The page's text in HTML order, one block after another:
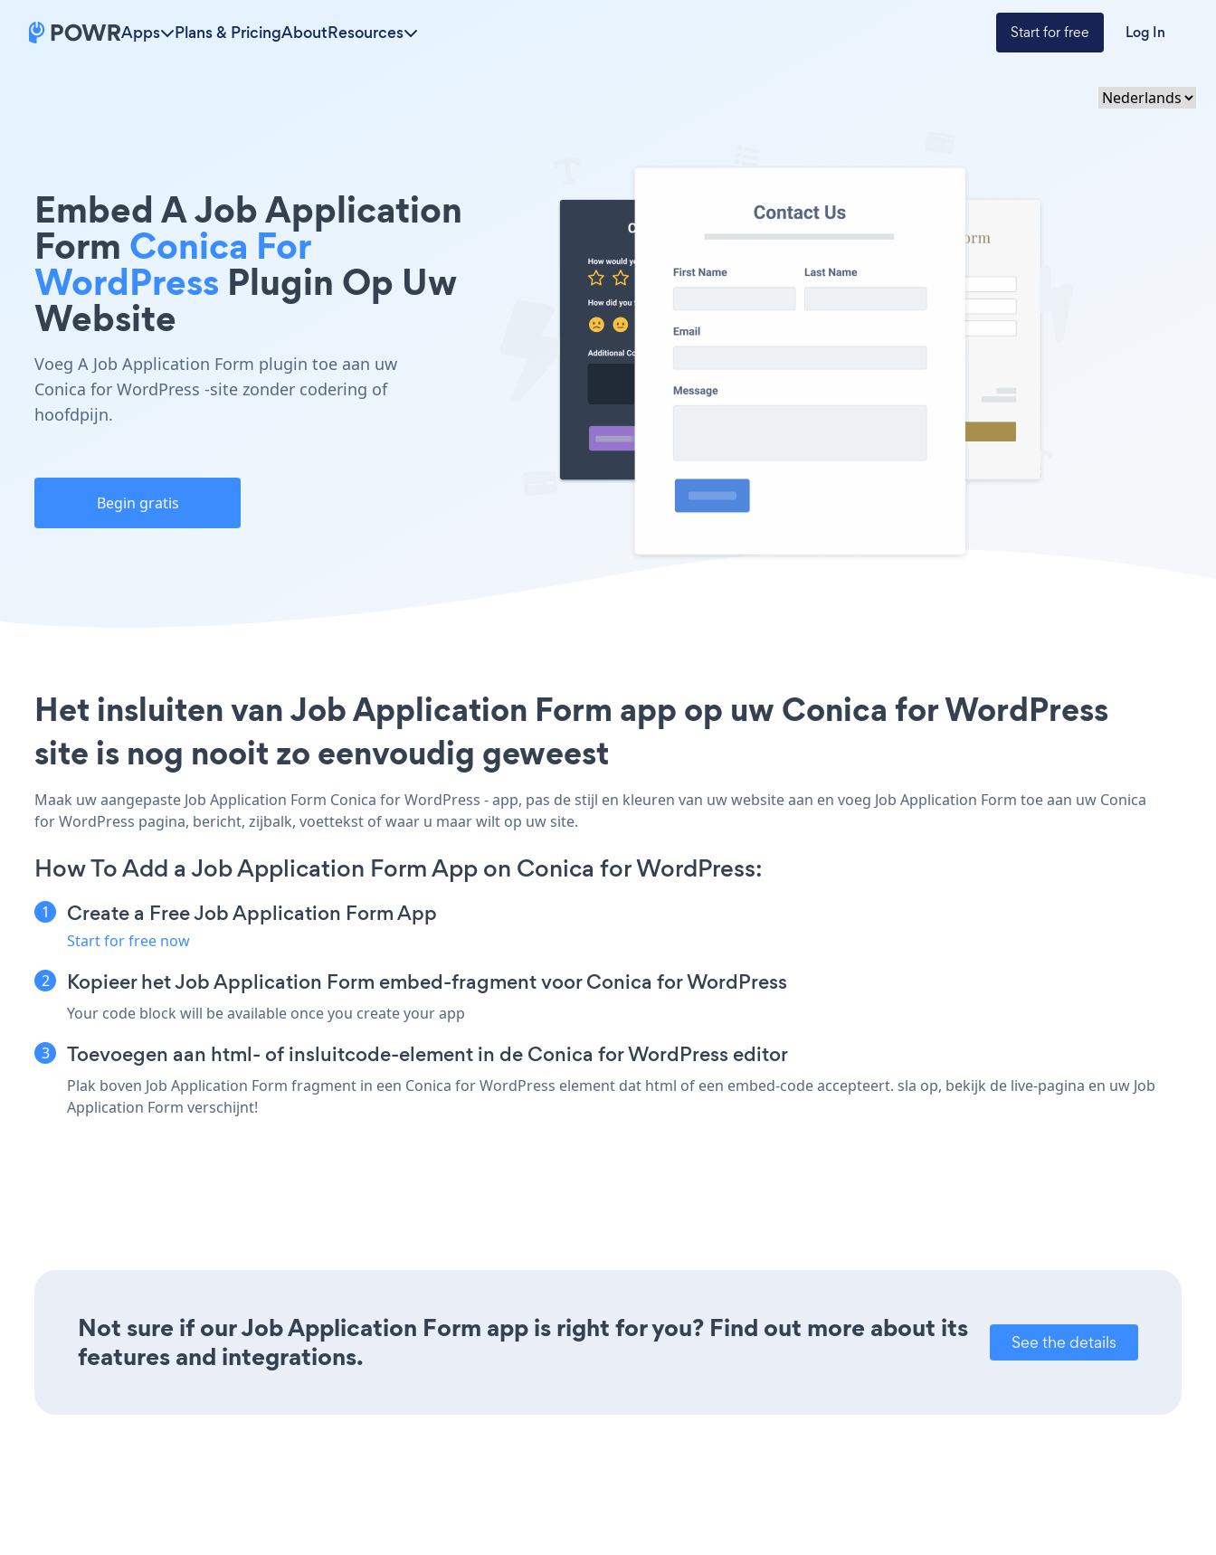
Apps Plans & PricingAboutResources Start for free Log In
Embed A Job Application
Form Conica For
WordPress Plugin Op Uw
Website
Voeg A Job Application Form plugin toe aan uw
Conica for WordPress -site zonder codering of
hoofdpijn.
Begin gratis
Het insluiten van Job Application Form app op uw Conica for WordPress
site is nog nooit zo eenvoudig geweest
Maak uw aangepaste Job Application Form Conica for WordPress - app, pas de stijl en kleuren van uw website aan en voeg Job Application Form toe aan uw Conica
for WordPress pagina, bericht, zijbalk, voettekst of waar u maar wilt op uw site.
How To Add a Job Application Form App on Conica for WordPress:
Create a Free Job Application Form App
Start for free now
Kopieer het Job Application Form embed-fragment voor Conica for WordPress
Your code block will be available once you create your app
Toevoegen aan html- of insluitcode-element in de Conica for WordPress editor
Plak boven Job Application Form fragment in een Conica for WordPress element dat html of een embed-code accepteert. sla op, bekijk de live-pagina en uw Job
Application Form verschijnt!
Not sure if our Job Application Form app is right for you? Find out more about its
features and integrations.
See the details